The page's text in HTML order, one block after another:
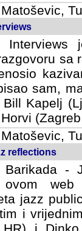
sa
sam,
Bill Kapelj
reflections
Barikada -
ovom web
jazz
i